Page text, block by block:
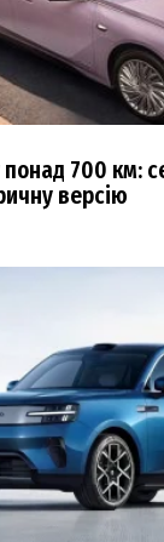
700 км:
версію